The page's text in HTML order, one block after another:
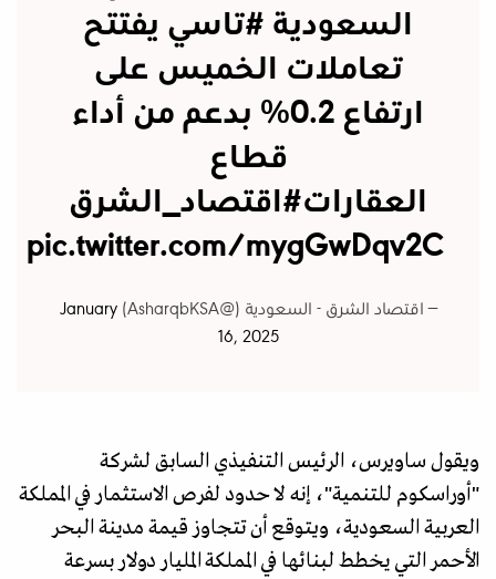
السعودية #تاسي يفتتح
تعاملات الخميس على
ارتفاع 0.2% بدعم من أداء
قطاع
العقارات#اقتصاد_الشرق
pic.twitter.com/mygGwDqv2C
— اقتصاد الشرق - السعودية (@AsharqbKSA)
January
16, 2025
ويقول ساويرس، الرئيس التنفيذي السابق لشركة
"أوراسكوم للتنمية"، إنه لا حدود لفرص الاستثمار في المملكة
العربية السعودية، ويتوقع أن تتجاوز قيمة مدينة البحر
الأحمر التي يخطط لبنائها في المملكة المليار دولار بسرعة